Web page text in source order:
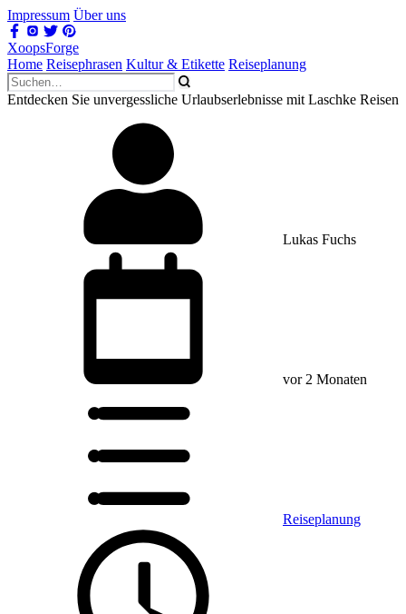
Impressum Über uns
XoopsForge
Home Reisephrasen Kultur & Etikette Reiseplanung
Entdecken Sie unvergessliche Urlaubserlebnisse mit Laschke Reisen
Lukas Fuchs
vor 2 Monaten
Reiseplanung